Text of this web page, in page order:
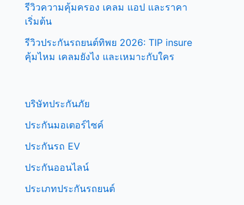
รีวิวความคุ้มครอง เคลม แอป และราคา
เริ่มต้น
รีวิวประกันรถยนต์ทิพย 2026: TIP insure
คุ้มไหม เคลมยังไง และเหมาะกับใคร
บริษัทประกันภัย
ประกันมอเตอร์ไซค์
ประกันรถ EV
ประกันออนไลน์
ประเภทประกันรถยนต์